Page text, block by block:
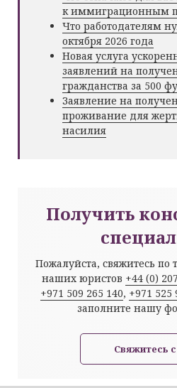
к иммиграционным
Что работодателям
октября 2026 года
Новая услуга
заявлений на
гражданства за 500
Заявление на
проживание для
насилия
Получить
Пожалуйста, свяжитесь по
наших юристов +44 (0)
+971 509 265 140, +971 525
заполните нашу
Свяжитесь